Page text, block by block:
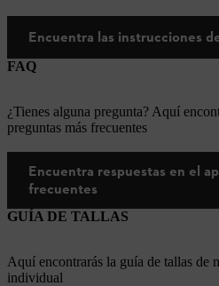
Encuentra las instrucciones
FAQ
¿Tienes alguna pregunta? Aquí
preguntas más frecuentes
Encuentra respuestas en el
frecuentes
GUÍA DE TALLAS
Aquí encontrarás la guía de tallas de
individual